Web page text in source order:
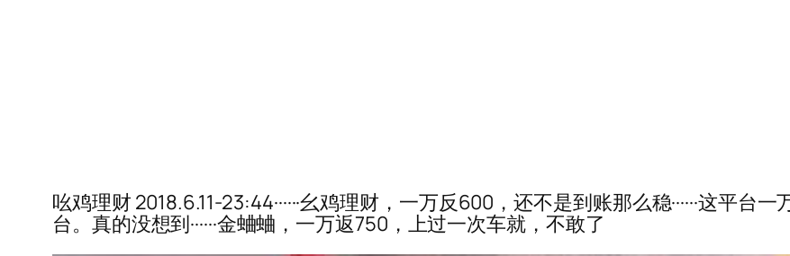
吆鸡理财 2018.6.11-23:44······幺鸡理财，一万反600，还不是到账那么稳······这平
台。真的没想到······金蛐蛐，一万返750，上过一次车就，不敢了